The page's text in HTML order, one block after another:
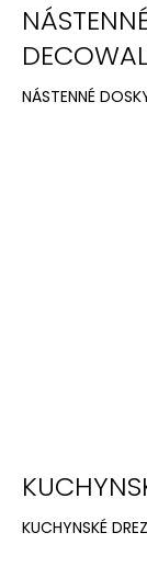
NÁSTENNÉ
KUCHYNSKÉ